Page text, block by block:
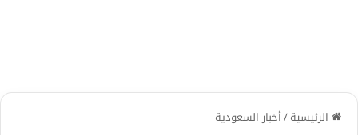
الرئيسية/أخبار السعودية